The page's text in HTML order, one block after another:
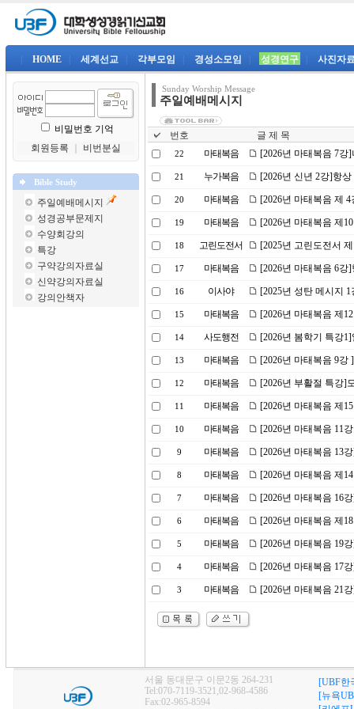
HOME 세계선교 각부모임 경성소모임 성경연구 사진자
비밀번호 기억
회원등록
비번분실
Bible Study
주일예배메시지
성경공부문제지
수양회강의
특강
구약강의자료실
신약강의자료실
강의안책자
Sunday Worship Message
주일예배메시지
번호 글 제 목
22 마태복음 [2026년 마태복음 7강
21 누가복음 [2026년 신년 2강]항
20 마태복음 [2026년 마태복음 제
19 마태복음 [2026년 마태복음 제
18 고린도전서 [2025년 고린도전서
17 마태복음 [2026년 마태복음 6강
16 이사야 [2025년 성탄 메시지
15 마태복음 [2026년 마태복음 제
14 사도행전 [2026년 봄학기 특강
13 마태복음 [2026년 마태복음 9강
12 마태복음 [2026년 부활절 특강]
11 마태복음 [2026년 마태복음 제
10 마태복음 [2026년 마태복음 11
9 마태복음 [2026년 마태복음 13
8 마태복음 [2026년 마태복음 제
7 마태복음 [2026년 마태복음 16
6 마태복음 [2026년 마태복음 제
5 마태복음 [2026년 마태복음 19
4 마태복음 [2026년 마태복음 17
3 마태복음 [2026년 마태복음 21
서울 동대문구 이문2동 264-231
Tel:070-7119-3521,02-968-4586
Fax:02-965-8594
[UBF한
[뉴욕